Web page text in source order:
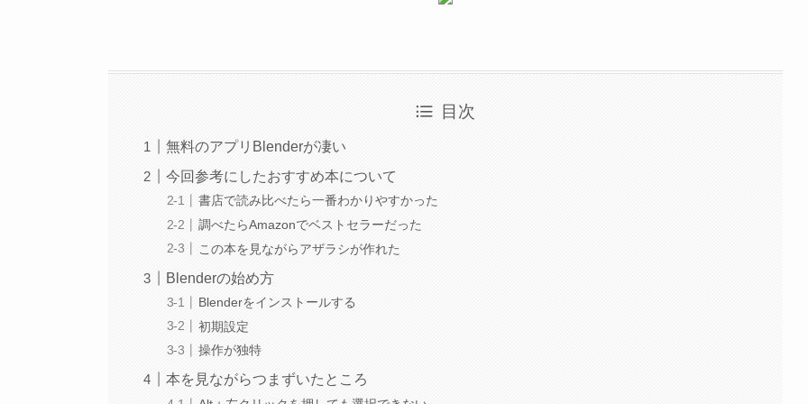
目次
無料のアプリBlenderが凄い
今回参考にしたおすすめ本について
書店で読み比べたら一番わかりやすかった
調べたらAmazonでベストセラーだった
この本を見ながらアザラシが作れた
Blenderの始め方
Blenderをインストールする
初期設定
操作が独特
本を見ながらつまずいたところ